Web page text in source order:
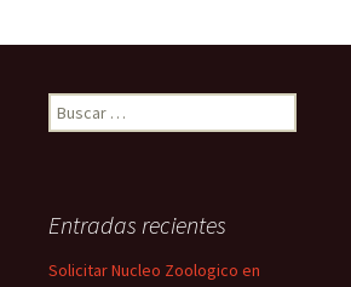
Buscar:
Entradas recientes
Solicitar Nucleo Zoologico en